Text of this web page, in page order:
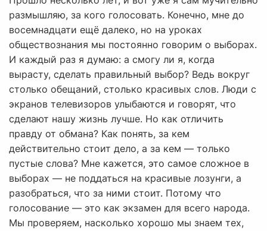
размышляю, за кого голосовать. Конечно, мне до
восемнадцати ещё далеко, но на уроках
обществознания мы постоянно говорим о выборах.
И каждый раз я думаю: а смогу ли я, когда
вырасту, сделать правильный выбор? Ведь вокруг
столько обещаний, столько красивых слов. Люди с
экранов телевизоров улыбаются и говорят, что
сделают нашу жизнь лучше. Но как отличить
правду от обмана? Как понять, за кем
действительно стоит дело, а за кем — только
пустые слова? Мне кажется, это самое сложное в
выборах — не поддаться на красивые лозунги, а
разобраться, что за ними стоит. Потому что
голосование — это как экзамен для всего народа.
Мы проверяем, насколько хорошо мы знаем тех,